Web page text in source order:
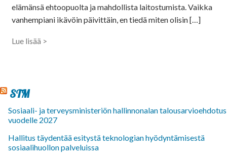
elämänsä ehtoopuolta ja mahdollista laitostumista. Vaikka
vanhempiani ikävöin päivittäin, en tiedä miten olisin […]
Lue lisää >
STM
Sosiaali- ja terveysministeriön hallinnonalan talousarvioehdotus
vuodelle 2027
Hallitus täydentää esitystä teknologian hyödyntämisestä
sosiaalihuollon palveluissa